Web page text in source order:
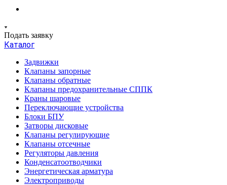
Подать заявку
Каталог
Задвижки
Клапаны запорные
Клапаны обратные
Клапаны предохранительные СППК
Краны шаровые
Переключающие устройства
Блоки БПУ
Затворы дисковые
Клапаны регулирующие
Клапаны отсечные
Регуляторы давления
Конденсатоотводчики
Энергетическая арматура
Электроприводы